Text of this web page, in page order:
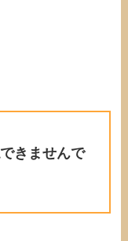
きませんで